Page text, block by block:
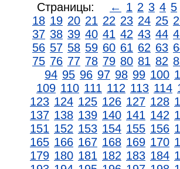
Страницы: ← 1 2 3 4 5
18 19 20 21 22 23 24 25
37 38 39 40 41 42 43 44
56 57 58 59 60 61 62 63
75 76 77 78 79 80 81 82
94 95 96 97 98 99 100
109 110 111 112 113 114
123 124 125 126 127 128
137 138 139 140 141 142
151 152 153 154 155 156
165 166 167 168 169 170
179 180 181 182 183 184